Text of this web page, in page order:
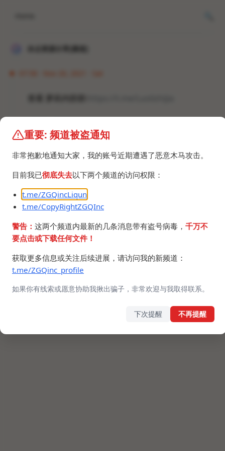
©2024 ZGQ Inc.All rights reserved
重要: 频道被盗通知
非常抱歉地通知大家，我的账号近期遭遇了恶意木马攻击。
目前我已彻底失去以下两个频道的访问权限：
t.me/ZGQincLiqun
t.me/CopyRightZGQInc
警告： 这两个频道内最新的几条消息带有盗号病毒， 千万不
要点击或下载任何文件！
获取更多信息或关注后续进展，请访问我的新频道：
t.me/ZGQinc_profile
如果你有线索或愿意协助我揪出骗子，非常欢迎与我取得联系。
下次提醒 不再提醒